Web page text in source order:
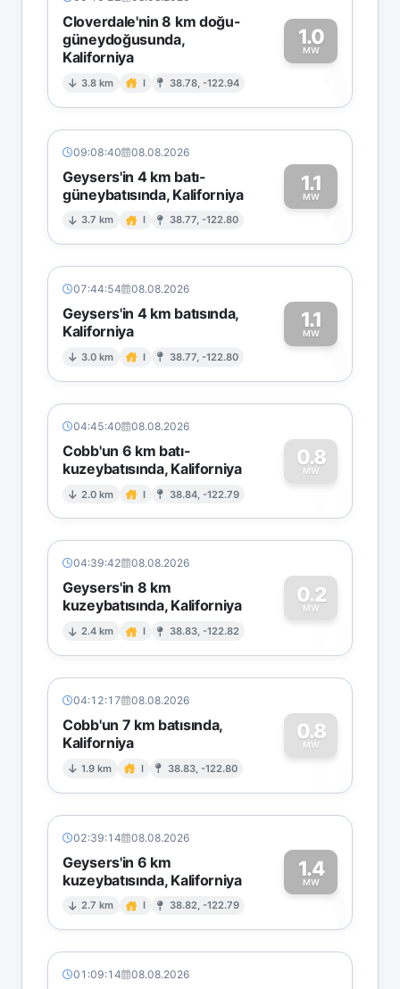
Cloverdale'nin 8 km doğu-
güneydoğusunda,
Kaliforniya
3.8 km I 38.78, -122.94
1.0
MW
1
09:08:40 08.08.2026
Geysers'in 4 km batı-
güneybatısında, Kaliforniya
3.7 km I 38.77, -122.80
1.1
MW1
07:44:54 08.08.2026
Geysers'in 4 km batısında,
Kaliforniya
3.0 km I 38.77, -122.80
1.1
MW1
04:45:40 08.08.2026
Cobb'un 6 km batı-
kuzeybatısında, Kaliforniya
2.0 km I 38.84, -122.79
0.8
MW
0
04:39:42 08.08.2026
Geysers'in 8 km
kuzeybatısında, Kaliforniya
2.4 km I 38.83, -122.82
0.2
MW
0
04:12:17 08.08.2026
Cobb'un 7 km batısında,
Kaliforniya
1.9 km I 38.83, -122.80
0.8
MW
0
02:39:14 08.08.2026
Geysers'in 6 km
kuzeybatısında, Kaliforniya
2.7 km I 38.82, -122.79
1.4
MW1
01:09:14 08.08.2026